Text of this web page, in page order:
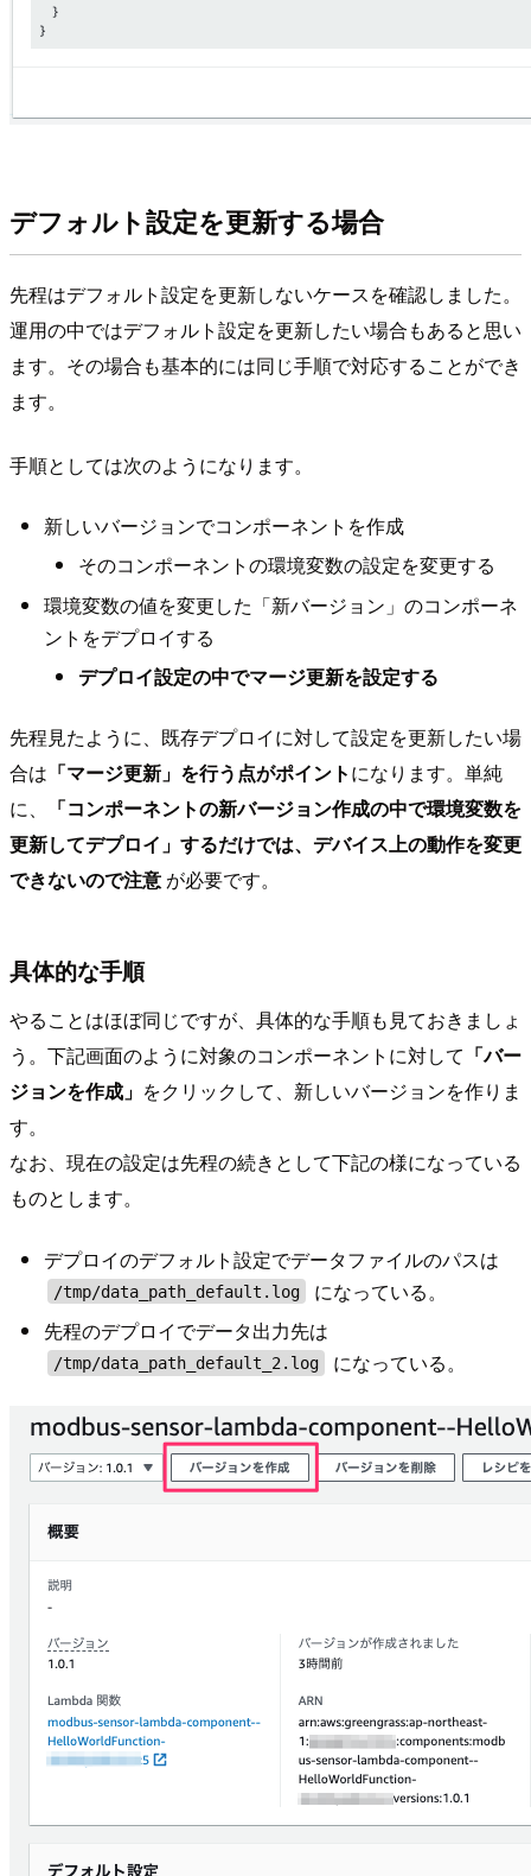
デフォルト設定を更新する場合
先程はデフォルト設定を更新しないケースを確認しました。
運用の中ではデフォルト設定を更新したい場合もあると思い
ます。その場合も基本的には同じ手順で対応することができ
ます。
手順としては次のようになります。
新しいバージョンでコンポーネントを作成
そのコンポーネントの環境変数の設定を変更する
環境変数の値を変更した「新バージョン」のコンポーネ
ントをデプロイする
デプロイ設定の中でマージ更新を設定する
先程見たように、既存デプロイに対して設定を更新したい場
合は 「マージ更新」を行う点がポイントになります。単純
に、
「コンポーネントの新バージョン作成の中で環境変数を
更新してデプロイ」するだけでは、デバイス上の動作を変更
できないので注意 が必要です。
具体的な手順
やることはほぼ同じですが、具体的な手順も見ておきましょ
う。下記画面のように対象のコンポーネントに対して 「バー
ジョンを作成」 をクリックして、新しいバージョンを作りま
す。
なお、現在の設定は先程の続きとして下記の様になっている
ものとします。
デプロイのデフォルト設定でデータファイルのパスは
/tmp/data_path_default.log
になっている。
先程のデプロイでデータ出力先は
/tmp/data_path_default_2.log になっている。